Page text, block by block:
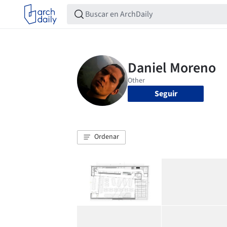
Seguir
Ordenar